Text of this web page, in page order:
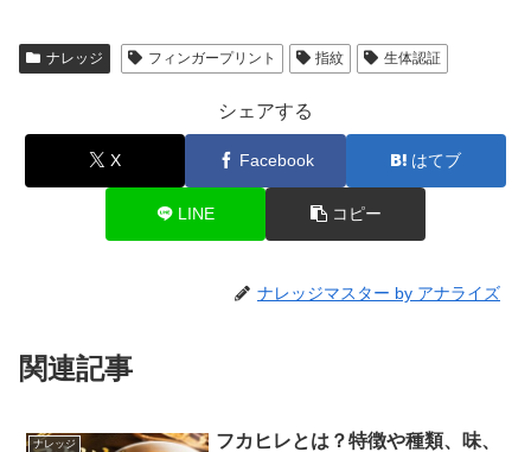
ナレッジ フィンガープリント 指紋 生体認証
シェアする
X Facebook はてブ
LINE コピー
ナレッジマスター by アナライズ
関連記事
ナレッジ
フカヒレとは？特徴や種類、味、